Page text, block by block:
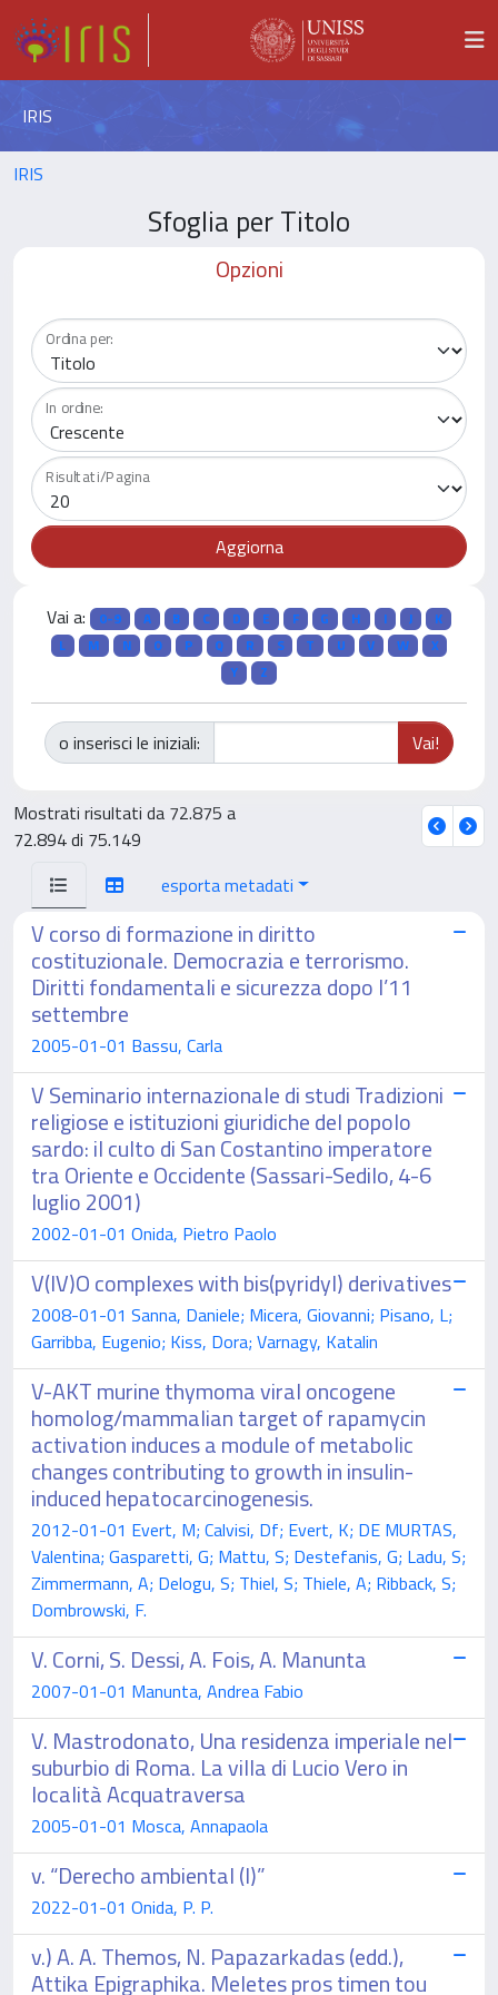
IRIS
IRIS
Sfoglia per Titolo
Opzioni
Ordina per:
In ordine:
Risultati/Pagina
Vai a: 0-9 A B C D E F G H I J
K
L
M N O P Q R S T U V W
X
Y
Z
o inserisci le iniziali:
Mostrati risultati da 72.875 a
72.894 di 75.149
esporta metadati
V corso di formazione in diritto
costituzionale. Democrazia e terrorismo.
Diritti fondamentali e sicurezza dopo l’11
settembre
2005-01-01 Bassu, Carla
V Seminario internazionale di studi Tradizioni
religiose e istituzioni giuridiche del popolo
sardo: il culto di San Costantino imperatore
tra Oriente e Occidente (Sassari-Sedilo, 4-6
luglio 2001)
2002-01-01 Onida, Pietro Paolo
V(IV)O complexes with bis(pyridyl) derivatives
2008-01-01 Sanna, Daniele; Micera, Giovanni; Pisano, L;
Garribba, Eugenio; Kiss, Dora; Varnagy, Katalin
V-AKT murine thymoma viral oncogene
homolog/mammalian target of rapamycin
activation induces a module of metabolic
changes contributing to growth in insulin-
induced hepatocarcinogenesis.
2012-01-01 Evert, M; Calvisi, Df; Evert, K; DE MURTAS,
Valentina; Gasparetti, G; Mattu, S; Destefanis, G; Ladu, S;
Zimmermann, A; Delogu, S; Thiel, S; Thiele, A; Ribback, S;
Dombrowski, F.
V. Corni, S. Dessi, A. Fois, A. Manunta
2007-01-01 Manunta, Andrea Fabio
V. Mastrodonato, Una residenza imperiale nel
suburbio di Roma. La villa di Lucio Vero in
località Acquatraversa
2005-01-01 Mosca, Annapaola
v. “Derecho ambiental (I)”
2022-01-01 Onida, P. P.
v.) A. A. Themos, N. Papazarkadas (edd.),
Attika Epigraphika. Meletes pros timen tou